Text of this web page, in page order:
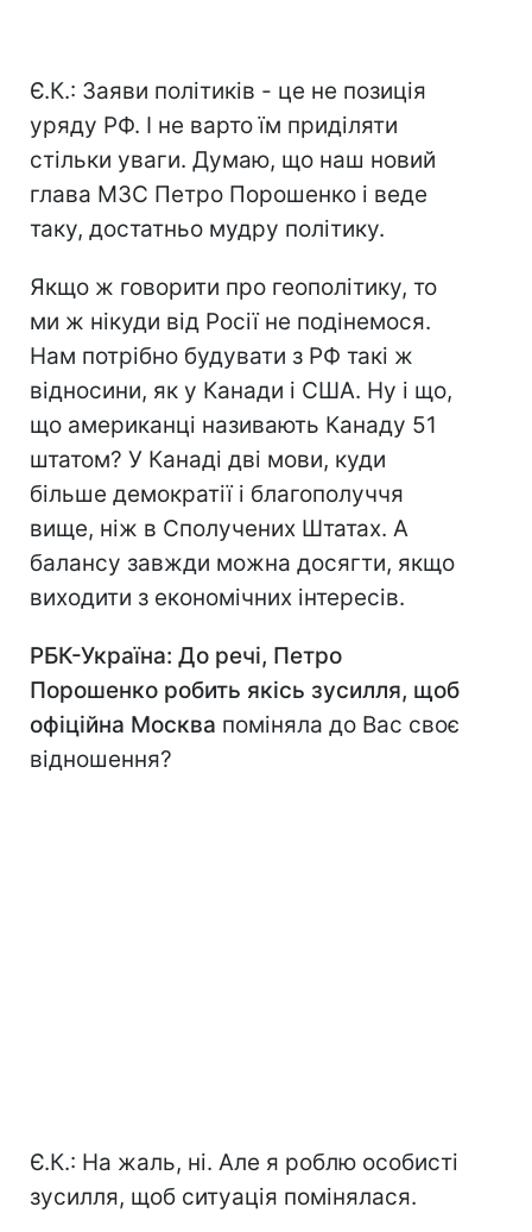
Є.К.: Заяви політиків - це не позиція
уряду РФ. І не варто їм приділяти
стільки уваги. Думаю, що наш новий
глава МЗС Петро Порошенко і веде
таку, достатньо мудру політику.
Якщо ж говорити про геополітику, то
ми ж нікуди від Росії не подінемося.
Нам потрібно будувати з РФ такі ж
відносини, як у Канади і США. Ну і що,
що американці називають Канаду 51
штатом? У Канаді дві мови, куди
більше демократії і благополуччя
вище, ніж в Сполучених Штатах. А
балансу завжди можна досягти, якщо
виходити з економічних інтересів.
РБК-Україна: До речі, Петро
Порошенко робить якісь зусилля, щоб
офіційна Москва поміняла до Вас своє
відношення?
Є.К.: На жаль, ні. Але я роблю особисті
зусилля, щоб ситуація помінялася.